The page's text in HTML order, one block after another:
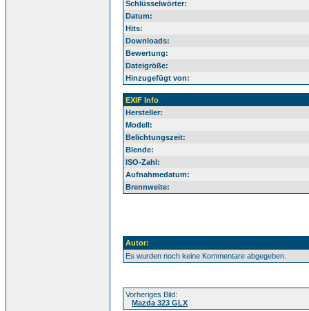
Schlüsselwörter:
Datum:
Hits:
Downloads:
Bewertung:
Dateigröße:
Hinzugefügt von:
EXIF Info
Hersteller:
Modell:
Belichtungszeit:
Blende:
ISO-Zahl:
Aufnahmedatum:
Brennweite:
Autor:
Es wurden noch keine Kommentare abgegeben.
Vorheriges Bild:
Mazda 323 GLX